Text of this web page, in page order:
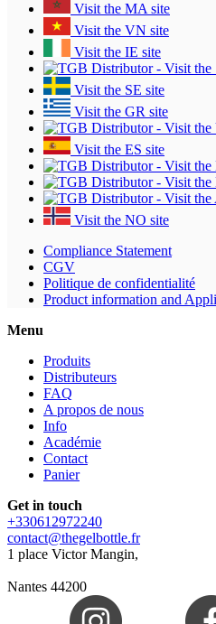
Visit the MA site
Visit the VN site
Visit the IE site
Visit the SE site
Visit the GR site
Visit the ES site
Visit the NO site
Compliance Statement
CGV
Politique de confidentialité
Product information and
Menu
Produits
Distributeurs
FAQ
A propos de nous
Info
Académie
Contact
Panier
Get in touch
+330612972240
contact@thegelbottle.fr
1 place Victor Mangin,
Nantes 44200